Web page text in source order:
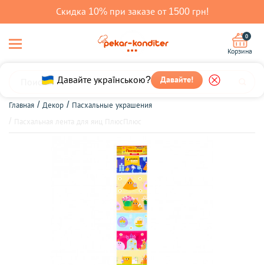
Скидка 10% при заказе от 1500 грн!
Давайте українською? Давайте!
0
Корзина
Главная Декор
Пасхальные украшения